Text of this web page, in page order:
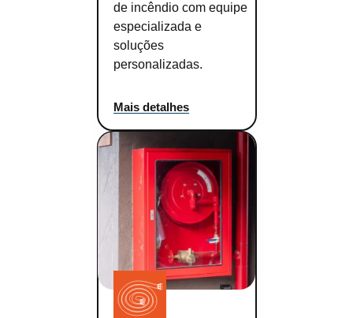
de incêndio com equipe
especializada e
soluções
personalizadas.
Mais detalhes